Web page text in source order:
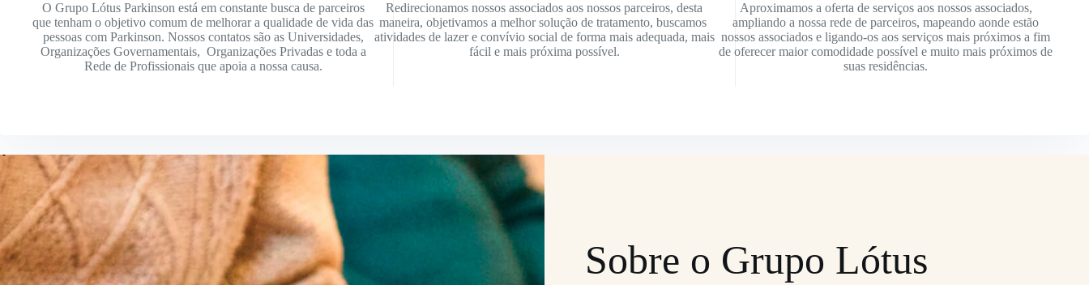
O Grupo Lótus Parkinson está em constante busca de parceiros
que tenham o objetivo comum de melhorar a qualidade de vida das
pessoas com Parkinson. Nossos contatos são as Universidades,
Organizações Governamentais, Organizações Privadas e toda a
Rede de Profissionais que apoia a nossa causa.
Redirecionamos nossos associados aos nossos parceiros, desta
maneira, objetivamos a melhor solução de tratamento, buscamos
atividades de lazer e convívio social de forma mais adequada, mais
fácil e mais próxima possível.
Aproximamos a oferta de serviços aos nossos associados,
ampliando a nossa rede de parceiros, mapeando aonde estão
nossos associados e ligando-os aos serviços mais próximos a fim
de oferecer maior comodidade possível e muito mais próximos de
suas residências.
Sobre o Grupo Lótus